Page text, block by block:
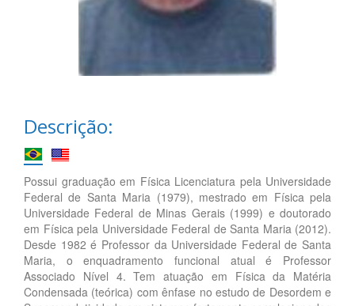
Descrição:
Possui graduação em Física Licenciatura pela Universidade
Federal de Santa Maria (1979), mestrado em Física pela
Universidade Federal de Minas Gerais (1999) e doutorado
em Física pela Universidade Federal de Santa Maria (2012).
Desde 1982 é Professor da Universidade Federal de Santa
Maria, o enquadramento funcional atual é Professor
Associado Nível 4. Tem atuação em Física da Matéria
Condensada (teórica) com ênfase no estudo de Desordem e